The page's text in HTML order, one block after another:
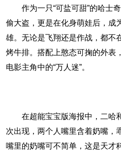
作为一只“可盐可甜”的哈士
偷大盗，更是在化身萌娃后，成
雄。无论是飞翔还是作战，都不
烤牛排。搭配上憨态可掬的外表
电影主角中的“万人迷”。
在超能宝宝版海报中，二哈
次出现，两个人嘴里含着奶嘴，
嘴里的奶嘴可不简单，这是天才